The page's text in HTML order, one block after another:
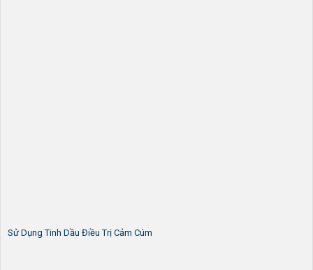
Sử Dụng Tinh Dầu Điều Trị Cảm Cúm